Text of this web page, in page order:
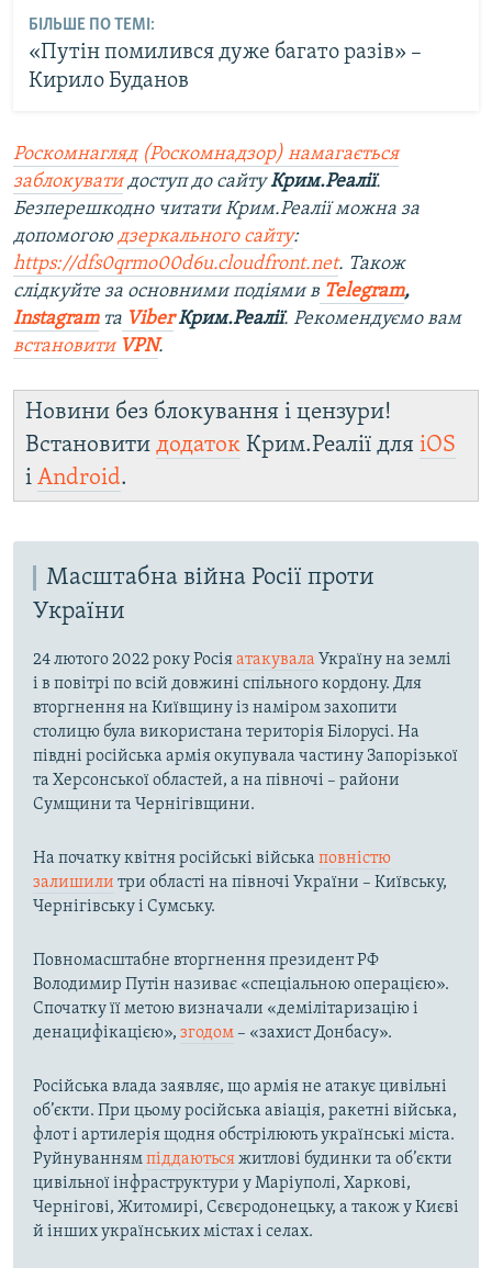
БІЛЬШЕ ПО ТЕМІ:
«Путін помилився дуже багато разів» –
Кирило Буданов
Роскомнагляд (Роскомнадзор) намагається
заблокуватидоступ до сайтуКрим.Реалії.
Безперешкодно читати Крим.Реалії можна за
допомогою дзеркального сайту:
https://dfs0qrmo00d6u.cloudfront.net. Також
слідкуйте за основними подіями в Telegram,
Instagramта ViberКрим.Реалії. Рекомендуємо вам
встановити VPN.
Новини без блокування і цензури!
Встановити додаток Крим.Реалії для iOS
і Android.
Масштабна війна Росії проти
України
24 лютого 2022 року Росіяатакувала Україну на землі
і в повітрі по всій довжині спільного кордону. Для
вторгнення на Київщину із наміром захопити
столицю була використана територія Білорусі. На
півдні російська армія окупувала частину Запорізької
та Херсонської областей, а на півночі – райони
Сумщини та Чернігівщини.
На початку квітня російські війська повністю
залишили три області на півночі України – Київську,
Чернігівську і Сумську.
Повномасштабне вторгнення президент РФ
Володимир Путін називає «спеціальною операцією».
Спочатку її метою визначали «демілітаризацію і
денацифікацією», згодом– «захист Донбасу».
Російська влада заявляє, що армія не атакує цивільні
об’єкти. При цьому російська авіація, ракетні війська,
флот і артилерія щодня обстрілюють українські міста.
Руйнуваннямпіддаютьсяжитлові будинки та об’єкти
цивільної інфраструктури у Маріуполі, Харкові,
Чернігові, Житомирі, Сєвєродонецьку, а також у Києві
й інших українських містах і селах.